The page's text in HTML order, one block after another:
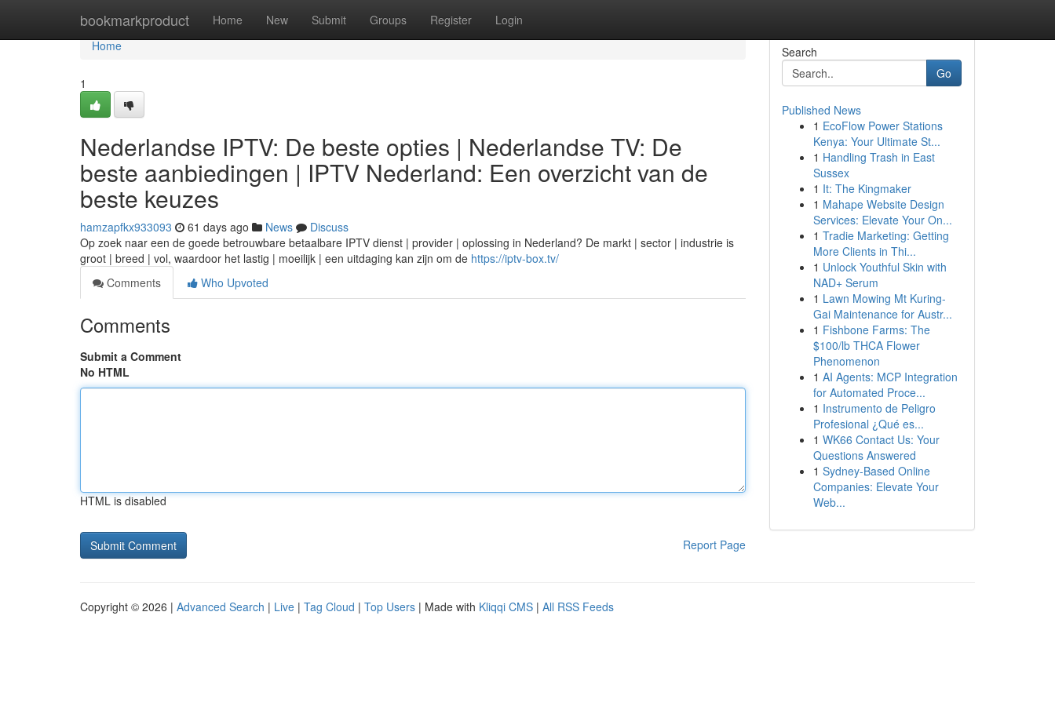
bookmarkproduct Home New Submit Groups Register Login
Home
Home
1
Nederlandse IPTV: De beste opties | Nederlandse TV: De
beste aanbiedingen | IPTV Nederland: Een overzicht van de
beste keuzes
hamzapfkx933093 61 days ago News
Discuss
Op zoek naar een de goede betrouwbare betaalbare IPTV dienst | provider | oplossing in Nederland? De markt | sector | industrie is
groot | breed | vol, waardoor het lastig | moeilijk | een uitdaging kan zijn om de https://iptv-box.tv/
Comments
Who Upvoted
Comments
Submit a Comment
No HTML
HTML is disabled
Report Page
Search
Go
Published News
1 EcoFlow Power Stations
Kenya: Your Ultimate St...
1 Handling Trash in East
Sussex
1 It: The Kingmaker
1 Mahape Website Design
Services: Elevate Your On...
1 Tradie Marketing: Getting
More Clients in Thi...
1 Unlock Youthful Skin with
NAD+ Serum
1 Lawn Mowing Mt Kuring-
Gai Maintenance for Austr...
1 Fishbone Farms: The
$100/lb THCA Flower
Phenomenon
1 AI Agents: MCP Integration
for Automated Proce...
1 Instrumento de Peligro
Profesional ¿Qué es...
1 WK66 Contact Us: Your
Questions Answered
1 Sydney-Based Online
Companies: Elevate Your
Web...
Copyright © 2026 | Advanced Search | Live | Tag Cloud | Top Users | Made with Kliqqi CMS | All RSS Feeds